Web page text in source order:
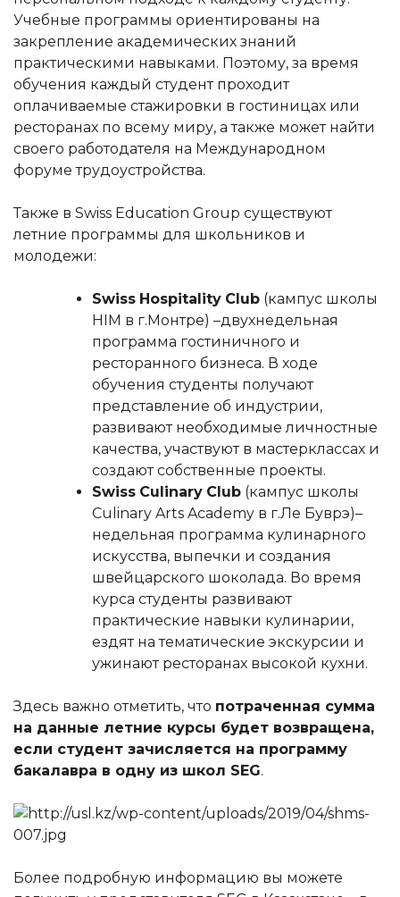
Учебные программы ориентированы на
закрепление академических знаний
практическими навыками. Поэтому, за время
обучения каждый студент проходит
оплачиваемые стажировки в гостиницах или
ресторанах по всему миру, а также может найти
своего работодателя на Международном
форуме трудоустройства.
Также в Swiss Education Group существуют
летние программы для школьников и
молодежи:
Swiss Hospitality Club (кампус школы
HIM в г.Монтре) –двухнедельная
программа гостиничного и
ресторанного бизнеса. В ходе
обучения студенты получают
представление об индустрии,
развивают необходимые личностные
качества, участвуют в мастерклассах и
создают собственные проекты.
Swiss Culinary Club (кампус школы
Culinary Arts Academy в г.Ле Буврэ)–
недельная программа кулинарного
искусства, выпечки и создания
швейцарского шоколада. Во время
курса студенты развивают
практические навыки кулинарии,
ездят на тематические экскурсии и
ужинают ресторанах высокой кухни.
Здесь важно отметить, что потраченная сумма
на данные летние курсы будет возвращена,
если студент зачисляется на программу
бакалавра в одну из школ SEG.
Более подробную информацию вы можете